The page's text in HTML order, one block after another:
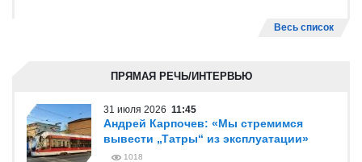
Весь список
ПРЯМАЯ РЕЧЬ/ИНТЕРВЬЮ
31 июля 2026 11:45
Андрей Карпочев: «Мы стремимся
вывести „Татры“ из эксплуатации»
1018